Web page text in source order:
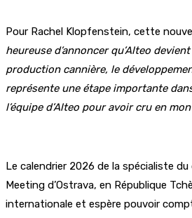
Pour Rachel Klopfenstein, cette
heureuse d’annoncer qu’Alteo
production cannière, le
représente une étape importante
l’équipe d’Alteo pour avoir cru en
Le calendrier 2026 de la spécialiste
Meeting d’Ostrava, en République
internationale et espère pouvoir